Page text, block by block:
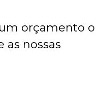
orçamento
as nossas